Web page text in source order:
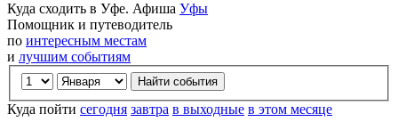
Куда сходить в Уфе. Афиша Уфы
Помощник и путеводитель
по интересным местам
и лучшим событиям
Куда пойти сегодня завтра в выходные в этом месяце